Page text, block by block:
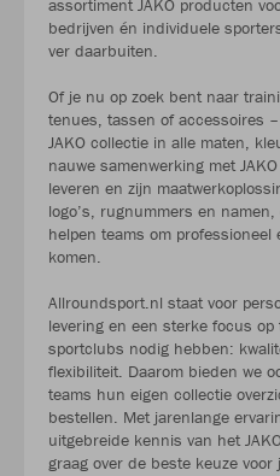
assortiment JAKO producten
bedrijven én individuele
ver daarbuiten.
Of je nu op zoek bent naar
tenues, tassen of accessoires
JAKO collectie in alle maten,
nauwe samenwerking met
leveren en zijn
logo’s, rugnummers en
helpen teams om
komen.
Allroundsport.nl staat voor
levering en een sterke focus
sportclubs nodig hebben:
flexibiliteit. Daarom bieden we
teams hun eigen collectie
bestellen. Met jarenlange
uitgebreide kennis van het
graag over de beste keuze